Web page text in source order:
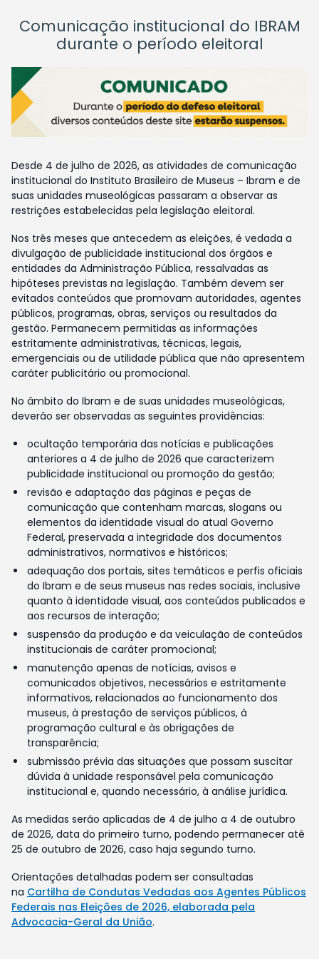
Comunicação institucional do IBRAM
durante o período eleitoral
Desde 4 de julho de 2026, as atividades de comunicação
institucional do Instituto Brasileiro de Museus – Ibram e de
suas unidades museológicas passaram a observar as
restrições estabelecidas pela legislação eleitoral.
Nos três meses que antecedem as eleições, é vedada a
divulgação de publicidade institucional dos órgãos e
entidades da Administração Pública, ressalvadas as
hipóteses previstas na legislação. Também devem ser
evitados conteúdos que promovam autoridades, agentes
públicos, programas, obras, serviços ou resultados da
gestão. Permanecem permitidas as informações
estritamente administrativas, técnicas, legais,
emergenciais ou de utilidade pública que não apresentem
caráter publicitário ou promocional.
No âmbito do Ibram e de suas unidades museológicas,
deverão ser observadas as seguintes providências:
ocultação temporária das notícias e publicações
anteriores a 4 de julho de 2026 que caracterizem
publicidade institucional ou promoção da gestão;
revisão e adaptação das páginas e peças de
comunicação que contenham marcas, slogans ou
elementos da identidade visual do atual Governo
Federal, preservada a integridade dos documentos
administrativos, normativos e históricos;
adequação dos portais, sites temáticos e perfis oficiais
do Ibram e de seus museus nas redes sociais, inclusive
quanto à identidade visual, aos conteúdos publicados e
aos recursos de interação;
suspensão da produção e da veiculação de conteúdos
institucionais de caráter promocional;
manutenção apenas de notícias, avisos e
comunicados objetivos, necessários e estritamente
informativos, relacionados ao funcionamento dos
museus, à prestação de serviços públicos, à
programação cultural e às obrigações de
transparência;
submissão prévia das situações que possam suscitar
dúvida à unidade responsável pela comunicação
institucional e, quando necessário, à análise jurídica.
As medidas serão aplicadas de 4 de julho a 4 de outubro
de 2026, data do primeiro turno, podendo permanecer até
25 de outubro de 2026, caso haja segundo turno.
Orientações detalhadas podem ser consultadas
na Cartilha de Condutas Vedadas aos Agentes Públicos
Federais nas Eleições de 2026, elaborada pela
Advocacia-Geral da União.